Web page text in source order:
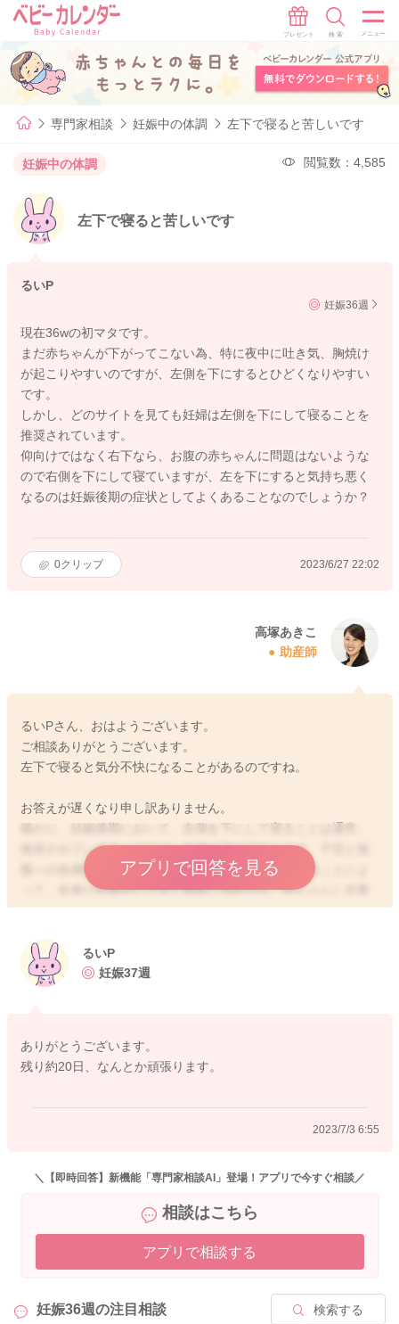
専門家相談 妊娠中の体調 左下で寝ると苦しいです
妊娠中の体調 閲覧数：4,585
左下で寝ると苦しいです
るいP
妊娠36週
現在36wの初マタです。
まだ赤ちゃんが下がってこない為、特に夜中に吐き気、胸焼け
が起こりやすいのですが、左側を下にするとひどくなりやすい
です。
しかし、どのサイトを見ても妊婦は左側を下にして寝ることを
推奨されています。
仰向けではなく右下なら、お腹の赤ちゃんに問題はないような
ので右側を下にして寝ていますが、左を下にすると気持ち悪く
なるのは妊娠後期の症状としてよくあることなのでしょうか？
0クリップ 2023/6/27 22:02
高塚あきこ
助産師
るいPさん、おはようございます。
ご相談ありがとうございます。
左下で寝ると気分不快になることがあるのですね。
お答えが遅くなり申し訳ありません。
確かに、妊娠後期において、左側を下にして寝ることは通常、
推奨されています。これは、左側を下にすることで、子宮と胎
盤への血液循環が良くなるためです。左側を下にすることによ
って、血液が効果的に子宮と胎盤に供給され、赤ちゃんに必要
な酸素や栄養がしっかりと届くと考えられています。ですが、
あります。これが吐き気や胸焼けの原因となる場合がありま
す。特に左側を下にすると症状が悪化する場合は、おそらく胃
合は、右側を下にして寝ていただいてもいいと思いますよ。ま
た、寝ている間に胃酸が食道に上がってくるのを防ぐために、
だくと、胃もたれや胸焼けによる気持ち悪さを予防することが
アプリで回答を見る
2023/7/3 5:32
るいP
妊娠37週
ありがとうございます。
残り約20日、なんとか頑張ります。
2023/7/3 6:55
＼【即時回答】新機能「専門家相談AI」登場！アプリで今すぐ相談／
相談はこちら
アプリで相談する
妊娠36週の注目相談 検索する